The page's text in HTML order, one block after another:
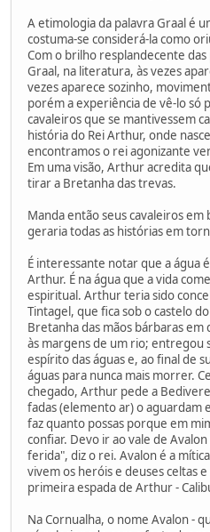
A etimologia da palavra Graal é
costuma-se considerá-la como
Com o brilho resplandecente
Graal, na literatura, às vezes
vezes aparece sozinho,
porém a experiência de vê-lo só
cavaleiros que se mantivessem
história do Rei Arthur, onde
encontramos o rei agonizante
Em uma visão, Arthur acredita
tirar a Bretanha das trevas.
Manda então seus cavaleiros em
geraria todas as histórias em
É interessante notar que a água
Arthur. É na água que a vida
espiritual. Arthur teria sido
Tintagel, que fica sob o castelo
Bretanha das mãos bárbaras em
às margens de um rio; entregou
espírito das águas e, ao final de
águas para nunca mais morrer.
chegado, Arthur pede a
fadas (elemento ar) o aguardam
faz quanto possas porque em
confiar. Devo ir ao vale de
ferida", diz o rei. Avalon é a
vivem os heróis e deuses celtas
primeira espada de Arthur -
Na Cornualha, o nome Avalon -